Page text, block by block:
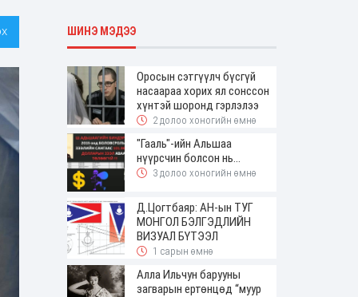
ШИНЭ МЭДЭЭ
Оросын сэтгүүлч бүсгүй
насаараа хорих ял сонссон
хүнтэй шоронд гэрлэлээ
2 долоо хоногийн өмнө
"Гааль"-ийн Альшаа
нүүрсчин болсон нь...
3 долоо хоногийн өмнө
Д.Цогтбаяр: АН-ын ТУГ
МОНГОЛ БЭЛГЭДЛИЙН
ВИЗУАЛ БҮТЭЭЛ
1 сарын өмнө
Алла Ильчун барууны
загварын ертөнцөд “муур